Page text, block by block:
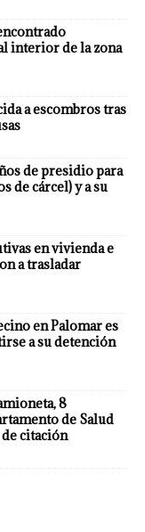
interior de la zona
a escombros tras
de presidio para
de cárcel) y a su
en vivienda e
a trasladar
en Palomar es
a su detención
8
de Salud
citación